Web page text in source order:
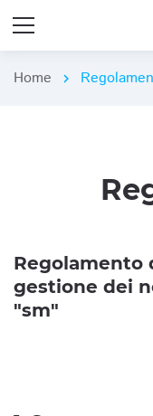
Home chevron_right
Regolamento
gestione dei
"sm"